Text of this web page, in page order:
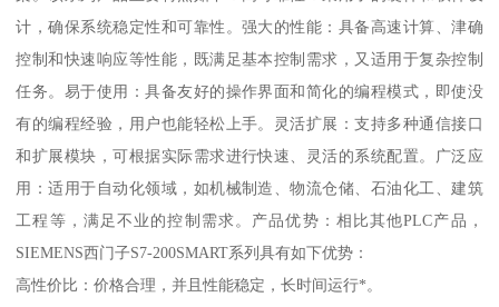
计，确保系统稳定性和可靠性。强大的性能：具备高速计算、津确
控制和快速响应等性能，既满足基本控制需求，又适用于复杂控制
任务。易于使用：具备友好的操作界面和简化的编程模式，即使没
有的编程经验，用户也能轻松上手。灵活扩展：支持多种通信接口
和扩展模块，可根据实际需求进行快速、灵活的系统配置。广泛应
用：适用于自动化领域，如机械制造、物流仓储、石油化工、建筑
工程等，满足不业的控制需求。产品优势：相比其他PLC产品，
SIEMENS西门子S7-200SMART系列具有如下优势：
高性价比：价格合理，并且性能稳定，长时间运行*。